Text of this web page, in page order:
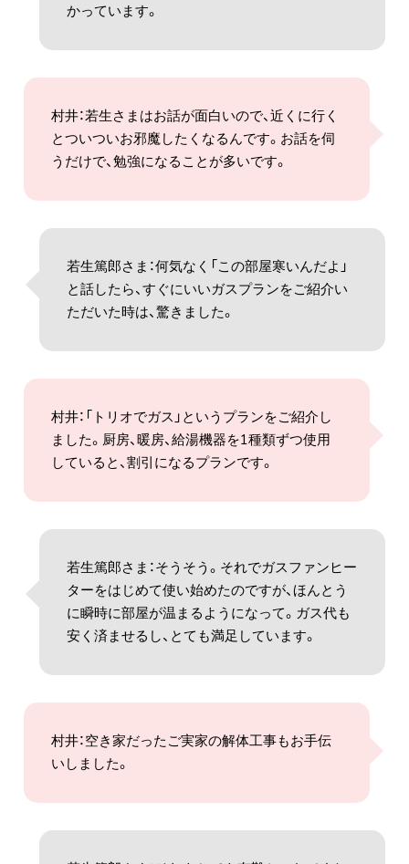
かっています。
村井：若生さまはお話が面白いので、近くに行く
とついついお邪魔したくなるんです。お話を伺
うだけで、勉強になることが多いです。
若生篤郎さま：何気なく「この部屋寒いんだよ」
と話したら、すぐにいいガスプランをご紹介い
ただいた時は、驚きました。
村井：「トリオでガス」というプランをご紹介し
ました。厨房、暖房、給湯機器を1種類ずつ使用
していると、割引になるプランです。
若生篤郎さま：そうそう。それでガスファンヒー
ターをはじめて使い始めたのですが、ほんとう
に瞬時に部屋が温まるようになって。ガス代も
安く済ませるし、とても満足しています。
村井：空き家だったご実家の解体工事もお手伝
いしました。